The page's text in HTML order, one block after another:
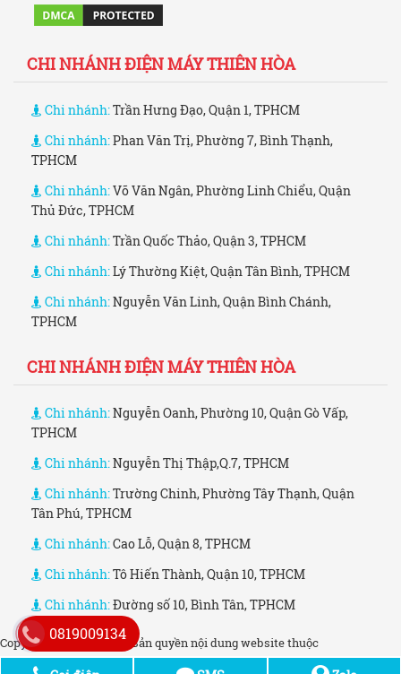
CHI NHÁNH ĐIỆN MÁY THIÊN HÒA
Chi nhánh:Trần Hưng Đạo, Quận 1, TPHCM
Chi nhánh:Phan Văn Trị, Phường 7, Bình Thạnh,
TPHCM
Chi nhánh:Võ Văn Ngân, Phường Linh Chiểu, Quận
Thủ Đức, TPHCM
Chi nhánh:Trần Quốc Thảo, Quận 3, TPHCM
Chi nhánh:Lý Thường Kiệt, Quận Tân Bình, TPHCM
Chi nhánh:Nguyễn Văn Linh, Quận Bình Chánh,
TPHCM
CHI NHÁNH ĐIỆN MÁY THIÊN HÒA
Chi nhánh:Nguyễn Oanh, Phường 10, Quận Gò Vấp,
TPHCM
Chi nhánh:Nguyễn Thị Thập,Q.7, TPHCM
Chi nhánh:Trường Chinh, Phường Tây Thạnh, Quận
Tân Phú, TPHCM
Chi nhánh:Cao Lỗ, Quận 8, TPHCM
Chi nhánh:Tô Hiến Thành, Quận 10, TPHCM
Chi nhánh:Đường số 10, Bình Tân, TPHCM
Copyright © 2006 - 2021. Bản quyền nội dung website thuộc
dienmaythienhoa.co
0819009134